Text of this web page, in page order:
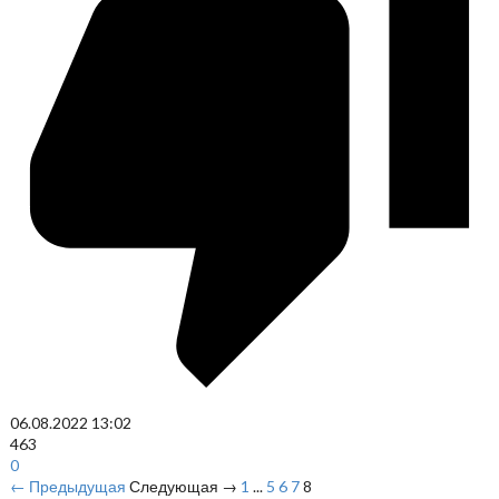
06.08.2022 13:02
463
0
← Предыдущая Следующая → 1 ... 5 6 78